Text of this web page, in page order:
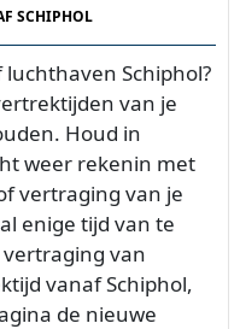
SCHIPHOL
luchthaven Schiphol?
van je
Houd in
weer rekenin met
vertraging van je
enige tijd van te
van
vanaf Schiphol,
de nieuwe